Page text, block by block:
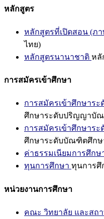
หลักสูตร
หลักสูตรที่เปิดสอน (ภา
ไทย)
หลักสูตรนานาชาติ หลั
การสมัครเข้าศึกษา
การสมัครเข้าศึกษา
ศึกษาระดับปริญญาบั
การสมัครเข้าศึกษาร
ศึกษาระดับบัณฑิตศึกษ
ค่าธรรมเนียมการศึกษ
ทุนการศึกษา ทุนการศึ
หน่วยงานการศึกษา
คณะ วิทยาลัย และสถ